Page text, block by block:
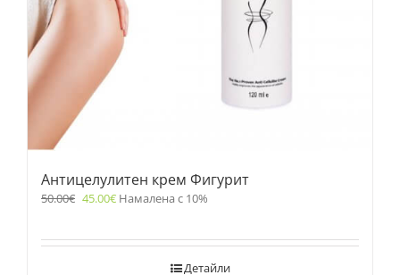
Антицелулитен крем Фигурит
50.00€ 45.00€ Намалена с 10%
Детайли